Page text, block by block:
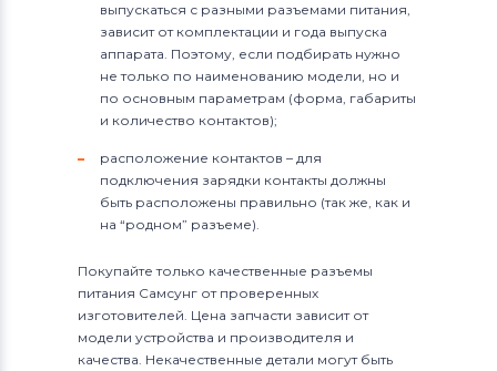
выпускаться с разными разъемами питания,
зависит от комплектации и года выпуска
аппарата. Поэтому, если подбирать нужно
не только по наименованию модели, но и
по основным параметрам (форма, габариты
и количество контактов);
расположение контактов – для
подключения зарядки контакты должны
быть расположены правильно (так же, как и
на “родном” разъеме).
Покупайте только качественные разъемы
питания Самсунг от проверенных
изготовителей. Цена запчасти зависит от
модели устройства и производителя и
качества. Некачественные детали могут быть